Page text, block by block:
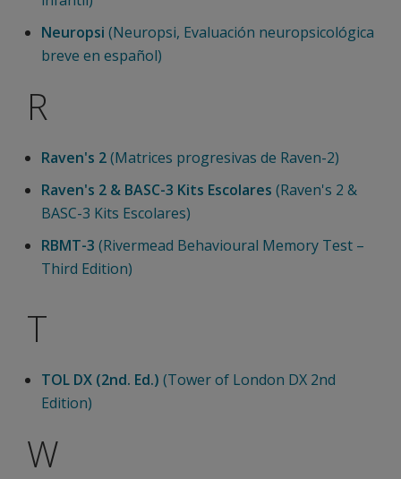
Neuropsi (Neuropsi, Evaluación neuropsicológica
breve en español)
R
Raven's 2(Matrices progresivas de Raven-2)
Raven's 2 & BASC-3 Kits Escolares (Raven's 2 &
BASC-3 Kits Escolares)
RBMT-3 (Rivermead Behavioural Memory Test –
Third Edition)
T
TOL DX (2nd. Ed.) (Tower of London DX 2nd
Edition)
W